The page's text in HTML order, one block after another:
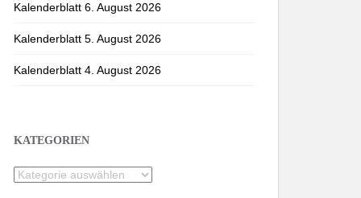
Kalenderblatt 6. August 2026
Kalenderblatt 5. August 2026
Kalenderblatt 4. August 2026
KATEGORIEN
Kategorien